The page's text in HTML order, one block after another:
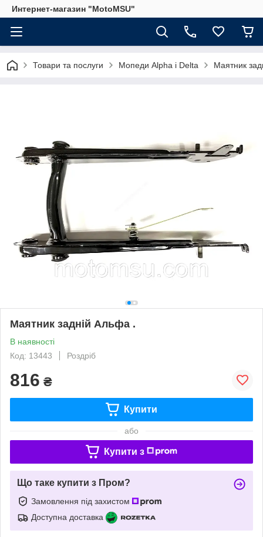
Интернет-магазин "MotoMSU"
Товари та послуги Мопеди Alpha і Delta Маятник
Маятник задній Альфа .
В наявності
Код: 13443
Роздріб
816 ₴
Купити
або
Купити з
Що таке купити з Пром?
Замовлення під захистом
Доступна доставка